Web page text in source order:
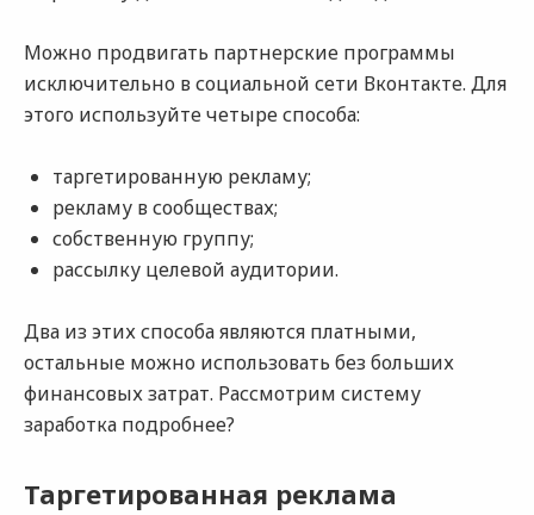
Можно продвигать партнерские программы
исключительно в социальной сети Вконтакте. Для
этого используйте четыре способа:
таргетированную рекламу;
рекламу в сообществах;
собственную группу;
рассылку целевой аудитории.
Два из этих способа являются платными,
остальные можно использовать без больших
финансовых затрат. Рассмотрим систему
заработка подробнее?
Таргетированная реклама